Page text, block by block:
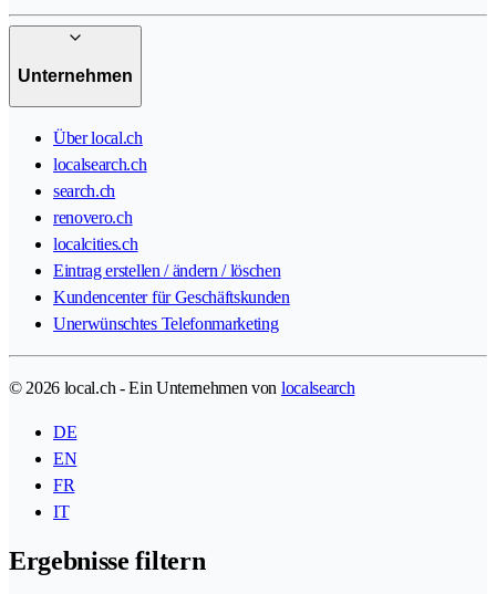
Unternehmen
Über local.ch
localsearch.ch
search.ch
renovero.ch
localcities.ch
Eintrag erstellen / ändern / löschen
Kundencenter für Geschäftskunden
Unerwünschtes Telefonmarketing
© 2026 local.ch - Ein Unternehmen von localsearch
DE
EN
FR
IT
Ergebnisse filtern